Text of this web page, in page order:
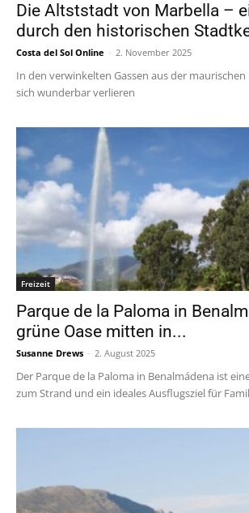
Die Altststadt von Marbella –
durch den historischen
Costa del Sol Online - 2. November 2025
In den verwinkelten Gassen aus der
sich wunderbar verlieren
Freizeit
Parque de la Paloma in
grüne Oase mitten in...
Susanne Drews - 2. August 2025
Der Parque de la Paloma in Benalmádena ist
zum Strand und ein ideales Ausflugsziel für